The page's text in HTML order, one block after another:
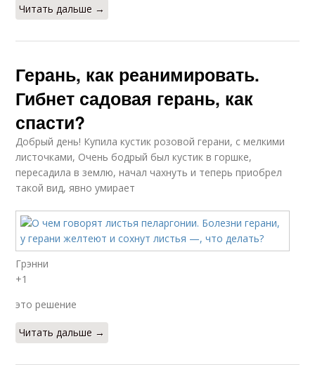
Читать дальше →
Герань, как реанимировать.
Гибнет садовая герань, как
спасти?
Добрый день! Купила кустик розовой герани, с мелкими
листочками, Очень бодрый был кустик в горшке,
пересадила в землю, начал чахнуть и теперь приобрел
такой вид, явно умирает
Грэнни
+1
это решение
Читать дальше →